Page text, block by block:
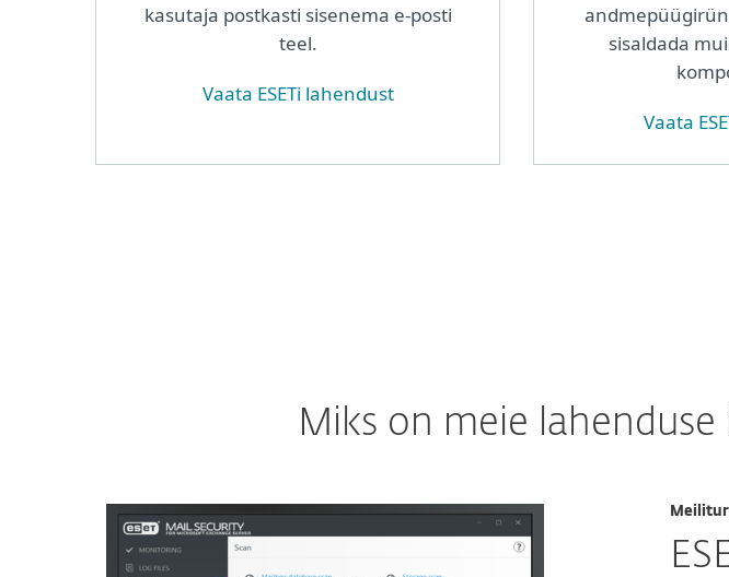
kasutaja postkasti sisenema e-posti
teel.
Vaata ESETi lahendust
sisaldada
Vaata
Miks on meie lahenduse